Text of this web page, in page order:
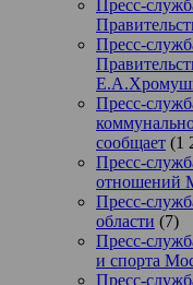
Пресс-
Пресс-
Пресс-
сообщает (1
Пресс-
отношений
Пресс-
области (7)
Пресс-
и спорта
Пресс-